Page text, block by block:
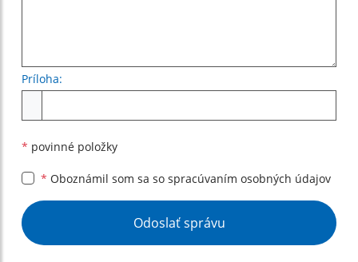
Príloha:
* povinné položky
* Oboznámil som sa so spracúvaním osobných údajov
Google reCaptcha Response
Odoslať správu